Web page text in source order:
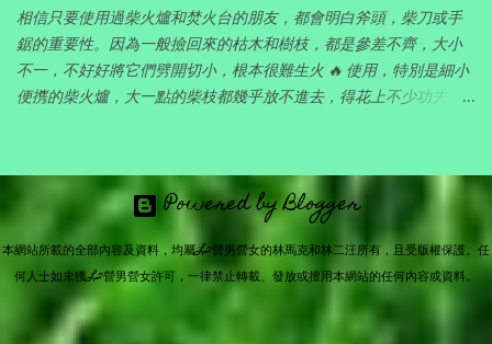
相信只要使用過柴火爐和焚火台的朋友，都會明白斧頭，柴刀或手
鋸的重要性。因為一般撿回來的枯木和樹枝，都是參差不齊，大小
不一，不好好將它們劈開切小，根本很難生火 🔥 使用，特別是細小
便㩗的柴火爐，大一點的柴枝都幾乎放不進去，得花上不少功夫，
功能於一身的工具，既可以清理營地長長的雜草，又可以劈開撿回
來的大大小小的枯木和樹枝，供柴火爐煮食和焚火台之用。要克服
户外長期使用的挑戰，首先需要耐用，足碪折磨，而且因為主要靠
背包背著走山路，重量要平衡，不能太重，否則長途背不動，但亦
不能太輕，否則被揮動破柴時又沒有效果。瞻前顧後，最後終於找
到了一種集多功能於一身的古老設計，就是向前反曲的廓爾喀彎
刀，也就是香港俗稱的「啹喀刀」。 service no.1, futurama.co.za
Powered by Blogger
本網站所載的全部內容及資料，均屬L2營男營女的林馬克和林二汪所有，且受版權保護。任
何人士如未獲L2營男營女許可，一律禁止轉載、發放或擅用本網站的任何內容或資料。